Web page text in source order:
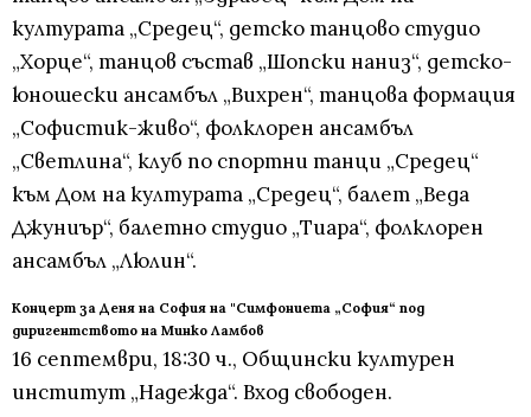
културата „Средец“, детско танцово студио
„Хорце“, танцов състав „Шопски наниз“, детско-
юношески ансамбъл „Вихрен“, танцова формация
„Софистик-живо“, фолклорен ансамбъл
„Светлина“, клуб по спортни танци „Средец“
към Дом на културата „Средец“, балет „Веда
Джуниър“, балетно студио „Тиара“, фолклорен
ансамбъл „Люлин“.
Концерт за Деня на София на "Симфониета „София“ под
диригентството на Минко Ламбов
16 септември, 18:30 ч., Общински културен
институт „Надежда“. Вход свободен.